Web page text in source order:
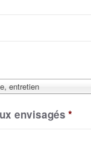
entretien
envisagés *